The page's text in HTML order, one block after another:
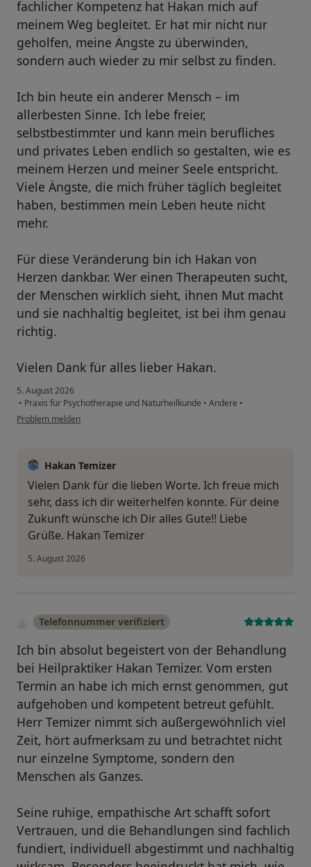
fachlicher Kompetenz hat Hakan mich auf
meinem Weg begleitet. Er hat mir nicht nur
geholfen, meine Ängste zu überwinden,
sondern auch wieder zu mir selbst zu finden.
Ich bin heute ein anderer Mensch – im
allerbesten Sinne. Ich lebe freier,
selbstbestimmter und kann mein berufliches
und privates Leben endlich so gestalten, wie es
meinem Herzen und meiner Seele entspricht.
Viele Ängste, die mich früher täglich begleitet
haben, bestimmen mein Leben heute nicht
mehr.
Für diese Veränderung bin ich Hakan von
Herzen dankbar. Wer einen Therapeuten sucht,
der Menschen wirklich sieht, ihnen Mut macht
und sie nachhaltig begleitet, ist bei ihm genau
richtig.
Vielen Dank für alles lieber Hakan.
5. August 2026
• Praxis für Psychotherapie und Naturheilkunde • Andere •
Problem melden
Hakan Temizer
Vielen Dank für die lieben Worte. Ich freue mich
sehr, dass ich dir weiterhelfen konnte. Für deine
Zukunft wünsche ich Dir alles Gute!! Liebe
Grüße. Hakan Temizer
5. August 2026
Telefonnummer verifiziert
Ich bin absolut begeistert von der Behandlung
bei Heilpraktiker Hakan Temizer. Vom ersten
Termin an habe ich mich ernst genommen, gut
aufgehoben und kompetent betreut gefühlt.
Herr Temizer nimmt sich außergewöhnlich viel
Zeit, hört aufmerksam zu und betrachtet nicht
nur einzelne Symptome, sondern den
Menschen als Ganzes.
Seine ruhige, empathische Art schafft sofort
Vertrauen, und die Behandlungen sind fachlich
fundiert, individuell abgestimmt und nachhaltig